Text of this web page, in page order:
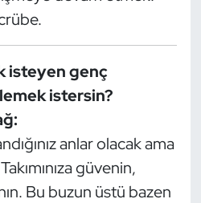
isteyen genç
istersin?
anlar olacak ama
güvenin,
Bu buzun üstü bazen